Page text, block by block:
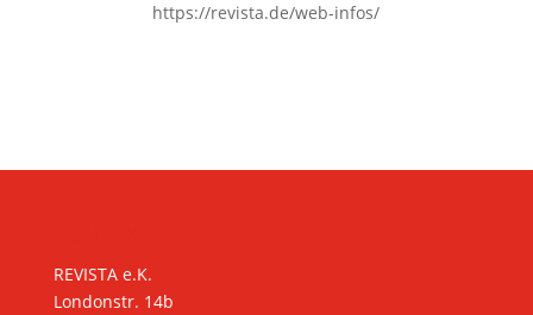
https://revista.de/web-infos/
REVISTA e.K.
Londonstr. 14b